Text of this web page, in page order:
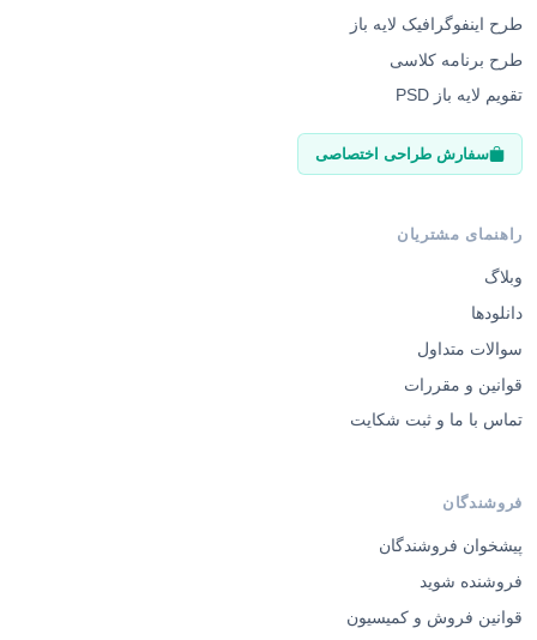
طرح اینفوگرافیک لایه باز
طرح برنامه کلاسی
تقویم لایه باز PSD
سفارش طراحی اختصاصی
راهنمای مشتریان
وبلاگ
دانلودها
سوالات متداول
قوانین و مقررات
تماس با ما و ثبت شکایت
فروشندگان
پیشخوان فروشندگان
فروشنده شوید
قوانین فروش و کمیسیون